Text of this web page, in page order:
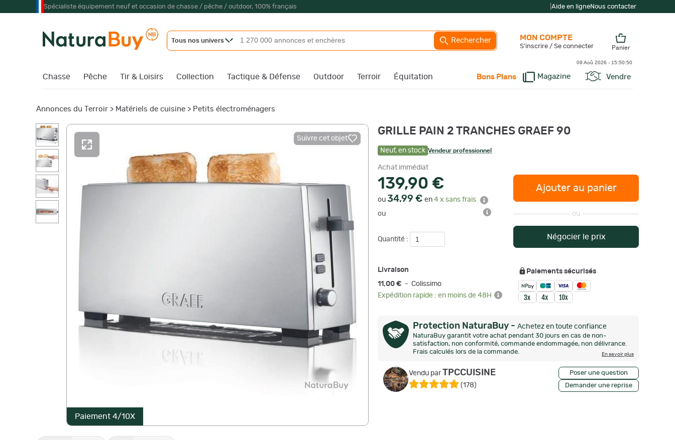
Spécialiste équipement neuf et occasion de chasse / pêche / outdoor, 100% français Aide en ligneNous contacter
Tous nos univers Rechercher
Chasse Pêche Tir & Loisirs Collection Tactique & Défense Outdoor Terroir Équitation Bons Plans Magazine Vendre
MON COMPTE
S'inscrire / Se connecter Panier
09 Aoû 2026 - 15:50:51
Annonces du Terroir > Matériels de cuisine > Petits électroménagers
Paiement 4/10X
Suivre cet objet
GRILLE PAIN 2 TRANCHES GRAEF 90
Neuf, en stock Vendeur professionnel
Achat immédiat
139,90 €
ou 34,99 € en 4 x sans frais
ou
Quantité :
Ajouter au panier
ou
Négocier le prix
Livraison
11,00 € - Colissimo
Expédition rapide : en moins de 48H
Paiements sécurisés
Protection NaturaBuy - Achetez en toute confiance
NaturaBuy garantit votre achat pendant 30 jours en cas de non-
satisfaction, non conformité, commande endommagée, non délivrance.
Frais calculés lors de la commande.
En savoir plus
Vendu parTPCCUISINE
(178) Demander une reprise
Poser une question